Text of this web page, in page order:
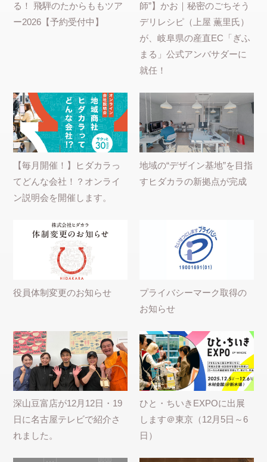
る！ 飛騨のたからももツア
ー2026【予約受付中】
師”】かお｜秘密のごちそう
デリレシピ（上屋 薫里氏）
が、岐阜県の産直EC「ぎふ
まる」公式アンバサダーに
就任！
【毎月開催！】ヒダカラっ
てどんな会社！？オンライ
ン説明会を開催します。
地域の“デザイン基地”を目指
すヒダカラの新拠点が完成
役員体制変更のお知らせ
プライバシーマーク取得の
お知らせ
深山豆富店が12月12日・19
日に名古屋テレビで紹介さ
れました。
ひと・ちいきEXPOに出展
します＠東京（12月5日～6
日）